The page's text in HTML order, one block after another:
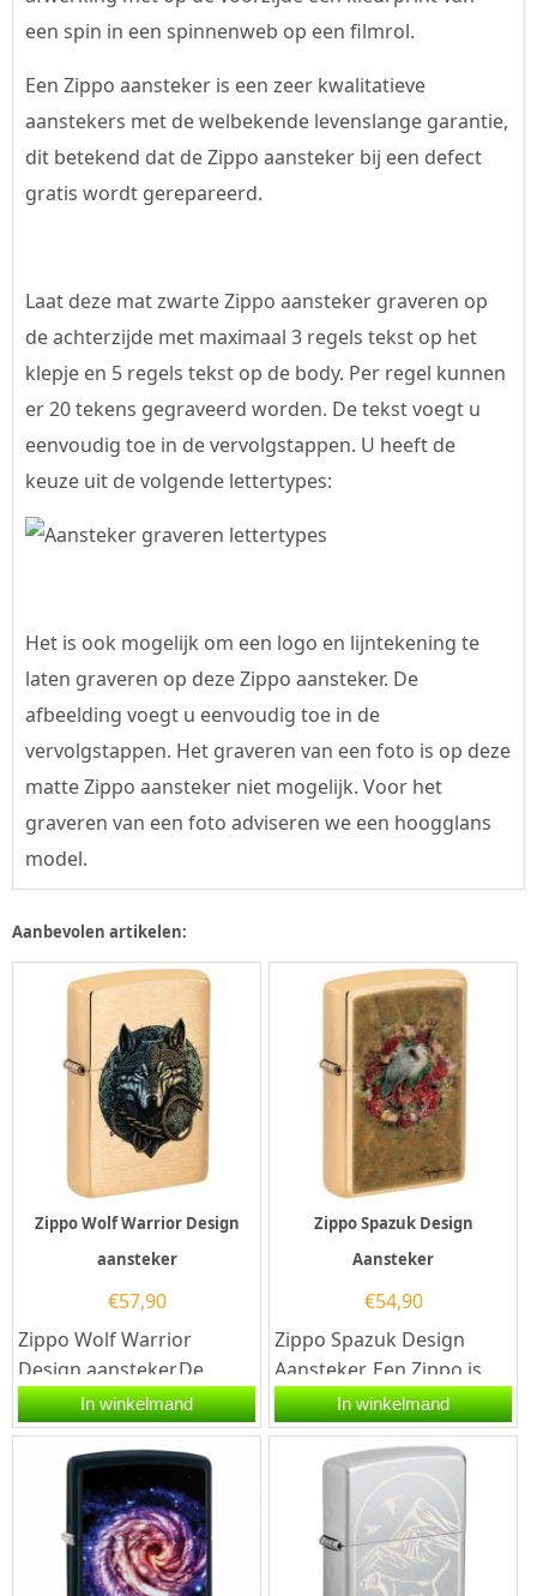
een spin in een spinnenweb op een filmrol.
Een Zippo aansteker is een zeer kwalitatieve
aanstekers met de welbekende levenslange garantie,
dit betekend dat de Zippo aansteker bij een defect
gratis wordt gerepareerd.
Laat deze mat zwarte Zippo aansteker graveren op
de achterzijde met maximaal 3 regels tekst op het
klepje en 5 regels tekst op de body. Per regel kunnen
er 20 tekens gegraveerd worden. De tekst voegt u
eenvoudig toe in de vervolgstappen. U heeft de
keuze uit de volgende lettertypes:
Het is ook mogelijk om een logo en lijntekening te
laten graveren op deze Zippo aansteker. De
afbeelding voegt u eenvoudig toe in de
vervolgstappen. Het graveren van een foto is op deze
matte Zippo aansteker niet mogelijk. Voor het
graveren van een foto adviseren we een hoogglans
model.
Aanbevolen artikelen:
Zippo Wolf Warrior Design
aansteker
€57,90
Zippo Wolf Warrior
Design aansteker.De
Zippo Wolf Warrior
Design aansteker heeft
een geborsteld...
In winkelmand
Zippo Spazuk Design
Aansteker
€54,90
Zippo Spazuk Design
Aansteker. Een Zippo is
een kwalitatief
goede benzineaansteker
met de...
In winkelmand